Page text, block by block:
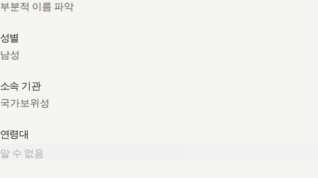
부분적 이름 파악
성별
남성
소속 기관
국가보위성
연령대
알 수 없음